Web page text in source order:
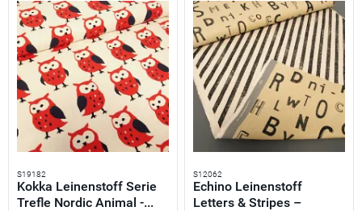
S19182
Kokka Leinenstoff Serie
Trefle Nordic Animal -...
S12062
Echino Leinenstoff
Letters & Stripes –